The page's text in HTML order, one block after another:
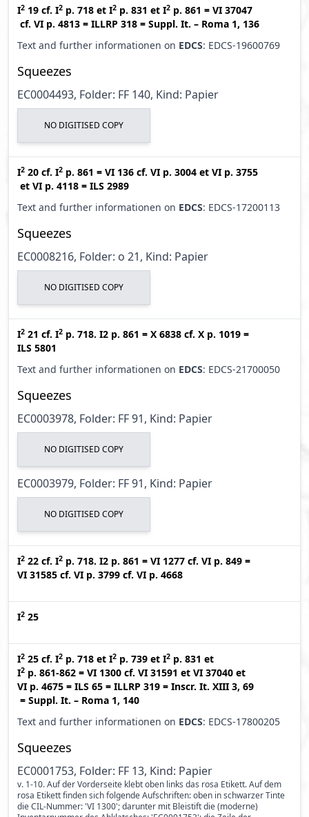
I2 19 cf. I2 p. 718 et I2 p. 831 et I2 p. 861 = VI 37047
cf. VI p. 4813 = ILLRP 318 = Suppl. It. – Roma 1, 136
Text and further informationen on EDCS: EDCS-19600769
Squeezes
EC0004493, Folder: FF 140, Kind: Papier
NO DIGITISED COPY
I2 20 cf. I2 p. 861 = VI 136 cf. VI p. 3004 et VI p. 3755
et VI p. 4118 = ILS 2989
Text and further informationen on EDCS: EDCS-17200113
Squeezes
EC0008216, Folder: o 21, Kind: Papier
NO DIGITISED COPY
I2 21 cf. I2 p. 718. I2 p. 861 = X 6838 cf. X p. 1019 =
ILS 5801
Text and further informationen on EDCS: EDCS-21700050
Squeezes
EC0003978, Folder: FF 91, Kind: Papier
NO DIGITISED COPY
EC0003979, Folder: FF 91, Kind: Papier
NO DIGITISED COPY
I2 22 cf. I2 p. 718. I2 p. 861 = VI 1277 cf. VI p. 849 =
VI 31585 cf. VI p. 3799 cf. VI p. 4668
I2 25
I2 25 cf. I2 p. 718 et I2 p. 739 et I2 p. 831 et
I2 p. 861-862 = VI 1300 cf. VI 31591 et VI 37040 et
VI p. 4675 = ILS 65 = ILLRP 319 = Inscr. It. XIII 3, 69
= Suppl. It. – Roma 1, 140
Text and further informationen on EDCS: EDCS-17800205
Squeezes
EC0001753, Folder: FF 13, Kind: Papier
v. 1-10. Auf der Vorderseite klebt oben links das rosa Etikett. Auf dem
rosa Etikett finden sich folgende Aufschriften: oben in schwarzer Tinte
die CIL-Nummer: 'VI 1300'; darunter mit Bleistift die (moderne)